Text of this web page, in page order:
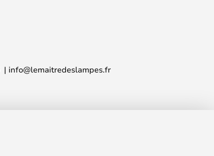
info@lemaitredeslampes.fr